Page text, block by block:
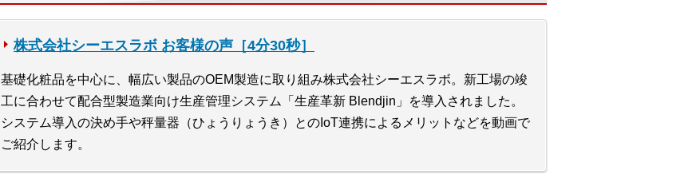
株式会社シーエスラボ お客様の声［4分30秒］
基礎化粧品を中心に、幅広い製品のOEM製造に取り組み株式会社シーエスラボ。新工場の竣
工に合わせて配合型製造業向け生産管理システム「生産革新 Blendjin」を導入されました。
システム導入の決め手や秤量器（ひょうりょうき）とのIoT連携によるメリットなどを動画で
ご紹介します。